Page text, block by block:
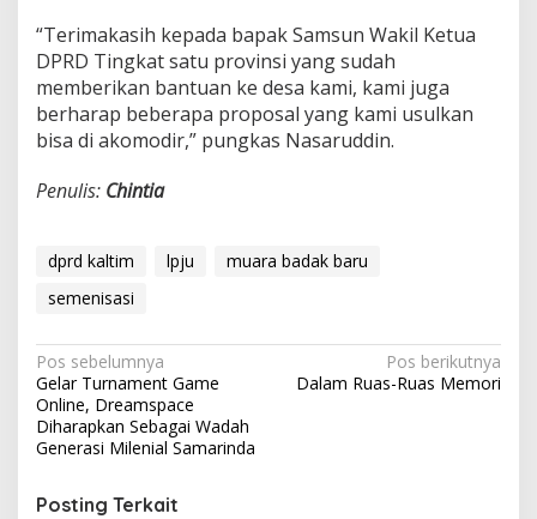
“Terimakasih kepada bapak Samsun Wakil Ketua
DPRD Tingkat satu provinsi yang sudah
memberikan bantuan ke desa kami, kami juga
berharap beberapa proposal yang kami usulkan
bisa di akomodir,” pungkas Nasaruddin.
Penulis: Chintia
dprd kaltim lpju
muara badak baru
semenisasi
Navigasi
pos
Pos sebelumnya
Gelar Turnament Game
Online, Dreamspace
Diharapkan Sebagai Wadah
Generasi Milenial Samarinda
Pos berikutnya
Dalam Ruas-Ruas Memori
Posting Terkait